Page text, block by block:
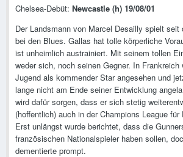
Chelsea-Debüt: Newcastle (h) 19/08/01
Der Landsmann von Marcel Desailly spielt
bei den Blues. Gallas hat tolle körperliche
ist unheimlich austrainiert. Mit seinem tollen
weder sich, noch seinen Gegner. In Frankreich
Jugend als kommender Star angesehen und
lange nicht am Ende seiner Entwicklung
wird dafür sorgen, dass er sich stetig
(hoffentlich) auch in der Champions League für
Erst unlängst wurde berichtet, dass die
französischen Nationalspieler haben sollen,
dementierte prompt.